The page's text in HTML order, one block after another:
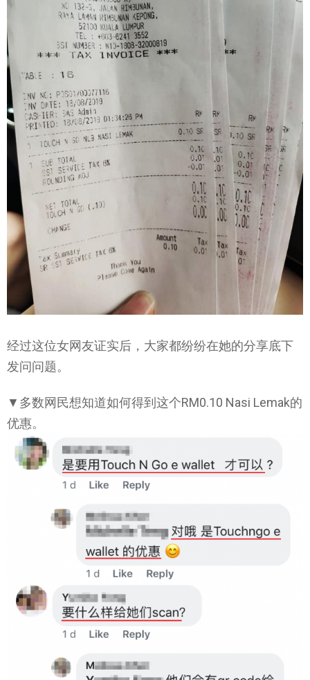
经过这位女网友证实后，大家都纷纷在她的分享底下
发问问题。
▼多数网民想知道如何得到这个RM0.10 Nasi Lemak的
优惠。